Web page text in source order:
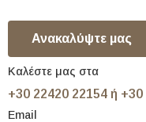
Ανακαλύψτε μας
Καλέστε μας στα
+30 22420 22154 ή
Email